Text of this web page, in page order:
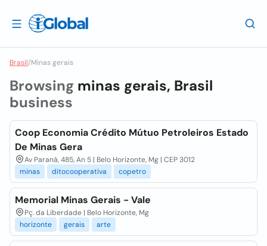
Brasil/Minas gerais
Browsing minas gerais, Brasil
business
Coop Economia Crédito Mútuo Petroleiros Estado
De Minas Gera
Av Paraná, 485, An 5 | Belo Horizonte, Mg | CEP 3012
minas
ditocooperativa copetro
Memorial Minas Gerais - Vale
Pç. da Liberdade | Belo Horizonte, Mg
horizonte
gerais arte